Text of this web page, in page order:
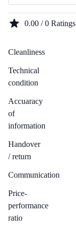
0.00 / 0 Ratings
Cleanliness
Technical
condition
Accuaracy
of
information
Handover
/ return
Communication
Price-
performance
ratio